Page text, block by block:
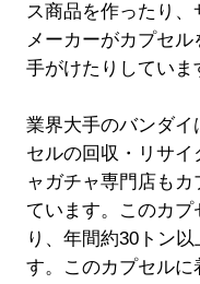
ス商品を作ったり
メーカーがカプセ
手がけたりしていま
業界大手のバンダイ
セルの回収・リサ
ャガチャ専門店も
ています。このカ
り、年間約30トン
す。このカプセルに